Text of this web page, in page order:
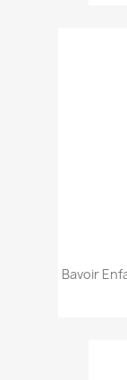
Bavoir